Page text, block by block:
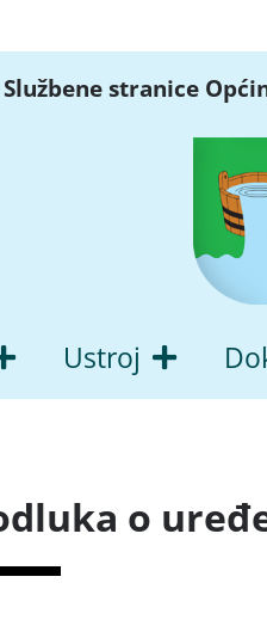
Službene stranice
Ustroj
o